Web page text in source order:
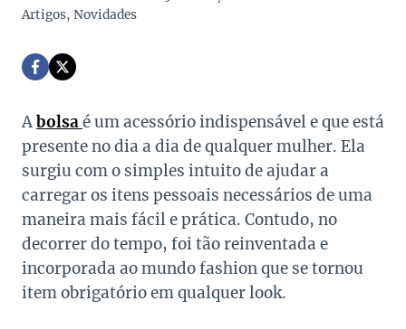
Artigos, Novidades
Abolsaé um acessório indispensável e que está
presente no dia a dia de qualquer mulher. Ela
surgiu com o simples intuito de ajudar a
carregar os itens pessoais necessários de uma
maneira mais fácil e prática. Contudo, no
decorrer do tempo, foi tão reinventada e
incorporada ao mundo fashion que se tornou
item obrigatório em qualquer look.